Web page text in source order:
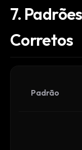
7.
Corretos
Padrão